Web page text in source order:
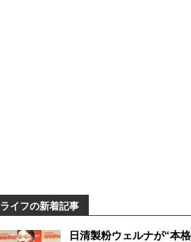
ライフの新着記事
日清製粉ウェルナが“本